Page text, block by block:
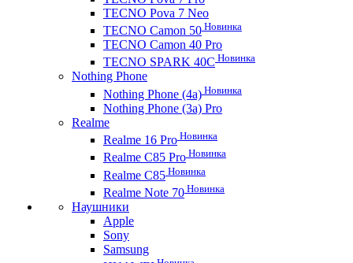
TECNO Pova 7 Neo
TECNO Camon 50 Новинка
TECNO Camon 40 Pro
TECNO SPARK 40C Новинка
Nothing Phone
Nothing Phone (4a) Новинка
Nothing Phone (3a) Pro
Realme
Realme 16 Pro Новинка
Realme C85 Pro Новинка
Realme C85 Новинка
Realme Note 70 Новинка
Наушники
Apple
Sony
Samsung